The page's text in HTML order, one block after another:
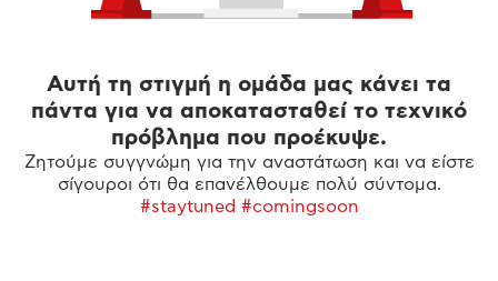
Αυτή τη στιγμή η ομάδα μας κάνει τα
πάντα για να αποκατασταθεί το τεχνικό
πρόβλημα που προέκυψε.
Ζητούμε συγγνώμη για την αναστάτωση και να είστε
σίγουροι ότι θα επανέλθουμε πολύ σύντομα.
#staytuned #comingsoon